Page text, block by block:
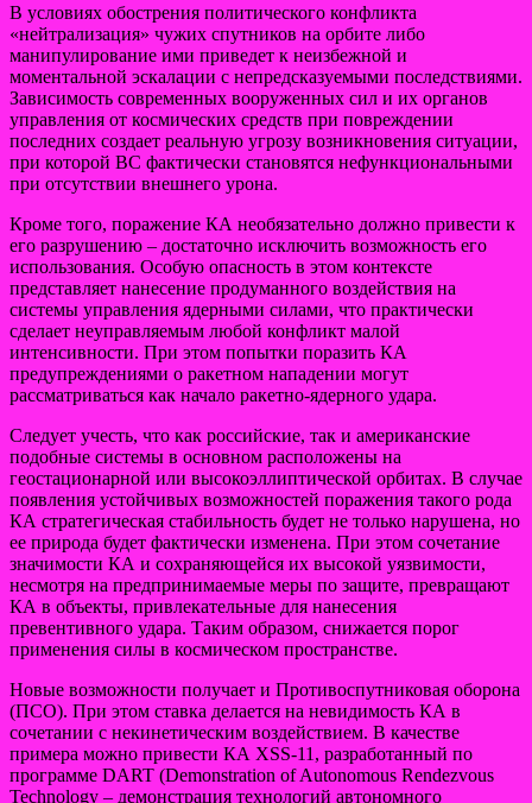
В условиях обострения политического конфликта
«нейтрализация» чужих спутников на орбите либо
манипулирование ими приведет к неизбежной и
моментальной эскалации с непредсказуемыми последствиями.
Зависимость современных вооруженных сил и их органов
управления от космических средств при повреждении
последних создает реальную угрозу возникновения ситуации,
при которой ВС фактически становятся нефункциональными
при отсутствии внешнего урона.
Кроме того, поражение КА необязательно должно привести к
его разрушению – достаточно исключить возможность его
использования. Особую опасность в этом контексте
представляет нанесение продуманного воздействия на
системы управления ядерными силами, что практически
сделает неуправляемым любой конфликт малой
интенсивности. При этом попытки поразить КА
предупреждениями о ракетном нападении могут
рассматриваться как начало ракетно-ядерного удара.
Следует учесть, что как российские, так и американские
подобные системы в основном расположены на
геостационарной или высокоэллиптической орбитах. В случае
появления устойчивых возможностей поражения такого рода
КА стратегическая стабильность будет не только нарушена, но
ее природа будет фактически изменена. При этом сочетание
значимости КА и сохраняющейся их высокой уязвимости,
несмотря на предпринимаемые меры по защите, превращают
КА в объекты, привлекательные для нанесения
превентивного удара. Таким образом, снижается порог
применения силы в космическом пространстве.
Новые возможности получает и Противоспутниковая оборона
(ПСО). При этом ставка делается на невидимость КА в
сочетании с некинетическим воздействием. В качестве
примера можно привести КА ХSS-11, разработанный по
программе DART (Demonstration of Autonomous Rendezvous
Technology – демонстрация технологий автономного